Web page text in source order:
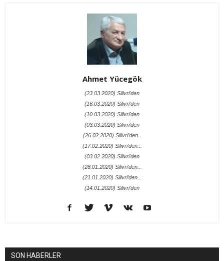
Ahmet Yücegök
(23.03.2020) Silivri'den
(16.03.2020) Silivri'den
(10.03.2020) Silivri'den
(03.03.2020) Silivri'den
(26.02.2020) Silivri’den..
(17.02.2020) Silivri'den...
(03.02.2020) Silivri'den
(28.01.2020) Silivri'den...
(21.01.2020) Silivri’den...
(14.01.2020) Silivri'den
SON HABERLER